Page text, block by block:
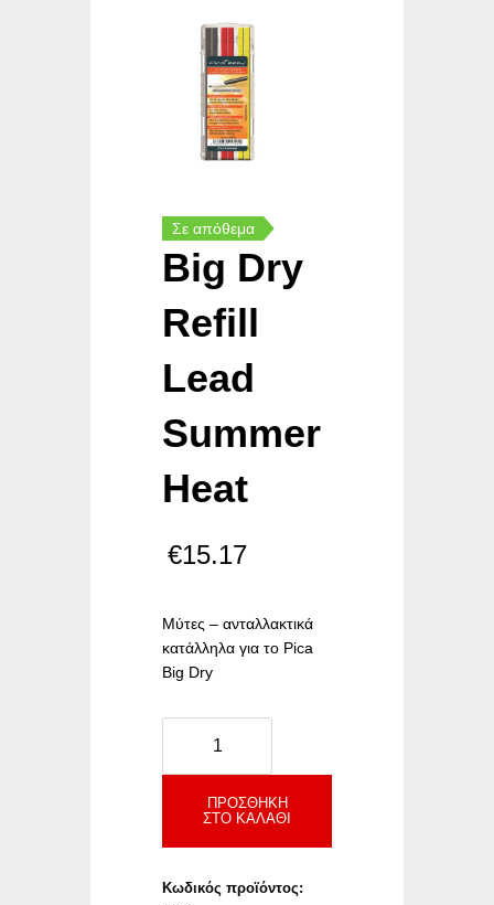
Σε απόθεμα
Big Dry
Refill
Lead
Summer
Heat
€15.17
Μύτες – ανταλλακτικά
κατάλληλα για το Pica
Big Dry
Refill
Summer
Heat
ΠΡΟΣΘΉΚΗ
ΣΤΟ ΚΑΛΆΘΙ
Κωδικός προϊόντος: